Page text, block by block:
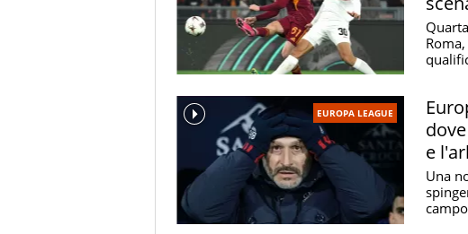
EUROPA LEAGUE
e
Una